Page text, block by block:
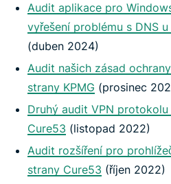
Audit aplikace pro
vyřešení problému s DNS
(duben 2024)
Audit našich zásad
strany KPMG (prosinec
Druhý audit VPN
Cure53 (listopad 2022)
Audit rozšíření pro
strany Cure53 (říjen 2022)